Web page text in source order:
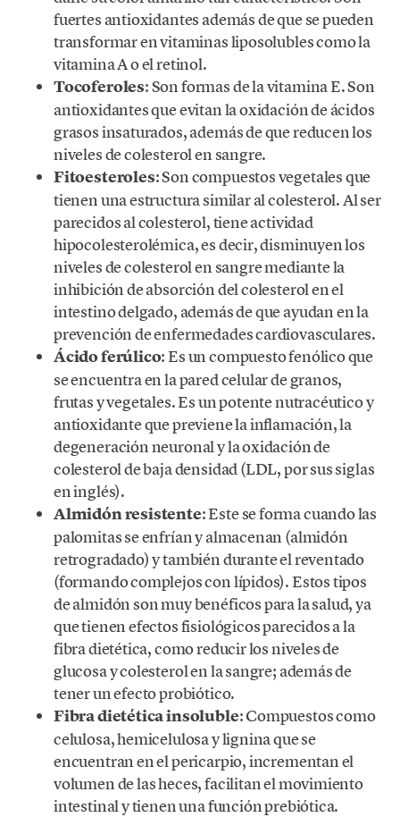
fuertes antioxidantes además de que se pueden
transformar en vitaminas liposolubles como la
vitamina A o el retinol.
Tocoferoles: Son formas de la vitamina E. Son
antioxidantes que evitan la oxidación de ácidos
grasos insaturados, además de que reducen los
niveles de colesterol en sangre.
Fitoesteroles: Son compuestos vegetales que
tienen una estructura similar al colesterol. Al ser
parecidos al colesterol, tiene actividad
hipocolesterolémica, es decir, disminuyen los
niveles de colesterol en sangre mediante la
inhibición de absorción del colesterol en el
intestino delgado, además de que ayudan en la
prevención de enfermedades cardiovasculares.
Ácido ferúlico: Es un compuesto fenólico que
se encuentra en la pared celular de granos,
frutas y vegetales. Es un potente nutracéutico y
antioxidante que previene la inflamación, la
degeneración neuronal y la oxidación de
colesterol de baja densidad (LDL, por sus siglas
en inglés).
Almidón resistente: Este se forma cuando las
palomitas se enfrían y almacenan (almidón
retrogradado) y también durante el reventado
(formando complejos con lípidos). Estos tipos
de almidón son muy benéficos para la salud, ya
que tienen efectos fisiológicos parecidos a la
fibra dietética, como reducir los niveles de
glucosa y colesterol en la sangre; además de
tener un efecto probiótico.
Fibra dietética insoluble: Compuestos como
celulosa, hemicelulosa y lignina que se
encuentran en el pericarpio, incrementan el
volumen de las heces, facilitan el movimiento
intestinal y tienen una función prebiótica.